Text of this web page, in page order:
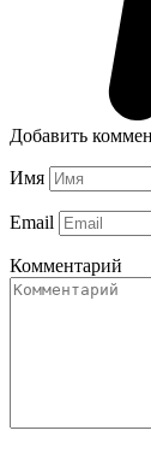
Добавить
Имя
Email
Комментарий